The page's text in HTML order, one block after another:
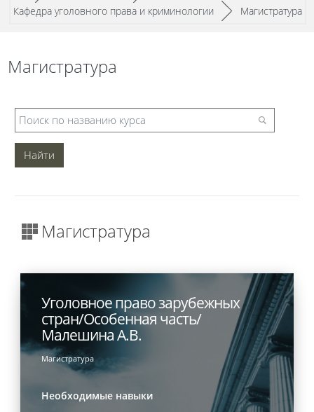
Кафедра уголовного права и криминологии
/► Магистратура
Магистратура
Магистратура
Уголовное право зарубежных
стран/Особенная часть/
Малешина А.В.
Магистратура
Необходимые навыки